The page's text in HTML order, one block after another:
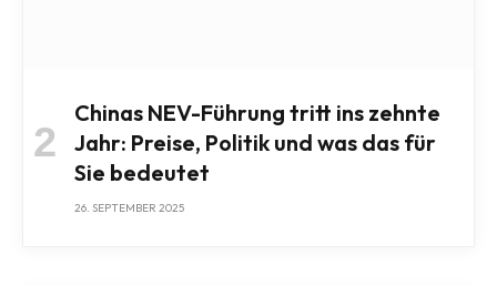
Chinas NEV-Führung tritt ins zehnte
Jahr: Preise, Politik und was das für
Sie bedeutet
26. SEPTEMBER 2025